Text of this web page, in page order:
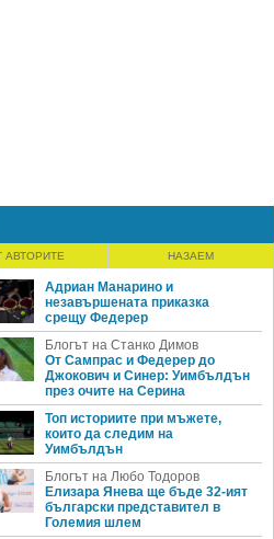
АВТОРИТЕ НАЗАЕМ
Адриан Манарино и
незавършената приказка
срещу Федерер
Блогът на Станко Димов
От Сампрас и Федерер до
Джокович и Синер: Уимбълдън
през очите на Серина
Топ историите при мъжете,
които да следим на
Уимбълдън
Блогът на Любо Тодоров
Елизара Янева ще бъде 32-ият
български представител в
Големия шлем